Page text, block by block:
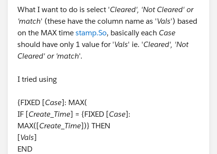
What I want to do is select 'Cleared', 'Not Cleared' or
'match' (these have the column name as 'Vals') based
on the MAX time stamp.So, basically each Case
should have only 1 value for 'Vals' ie. 'Cleared', 'Not
Cleared' or 'match'.
I tried using
{FIXED [Case]: MAX(
IF [Create_Time] = {FIXED [Case]:
MAX([Create_Time])} THEN
[Vals]
END